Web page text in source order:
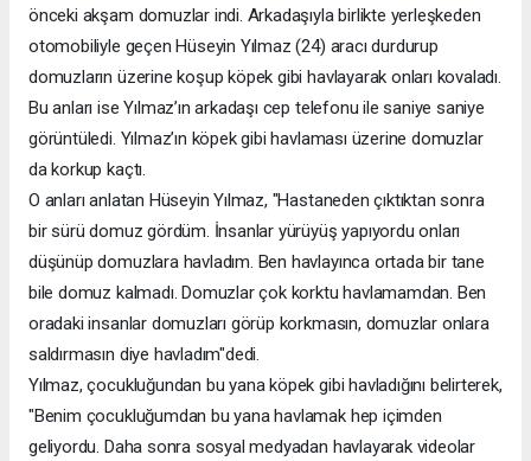
önceki akşam domuzlar indi. Arkadaşıyla birlikte yerleşkeden
otomobiliyle geçen Hüseyin Yılmaz (24) aracı durdurup
domuzların üzerine koşup köpek gibi havlayarak onları kovaladı.
Bu anları ise Yılmaz’ın arkadaşı cep telefonu ile saniye saniye
görüntüledi. Yılmaz’ın köpek gibi havlaması üzerine domuzlar
da korkup kaçtı.
O anları anlatan Hüseyin Yılmaz, "Hastaneden çıktıktan sonra
bir sürü domuz gördüm. İnsanlar yürüyüş yapıyordu onları
düşünüp domuzlara havladım. Ben havlayınca ortada bir tane
bile domuz kalmadı. Domuzlar çok korktu havlamamdan. Ben
oradaki insanlar domuzları görüp korkmasın, domuzlar onlara
saldırmasın diye havladım"dedi.
Yılmaz, çocukluğundan bu yana köpek gibi havladığını belirterek,
"Benim çocukluğumdan bu yana havlamak hep içimden
geliyordu. Daha sonra sosyal medyadan havlayarak videolar